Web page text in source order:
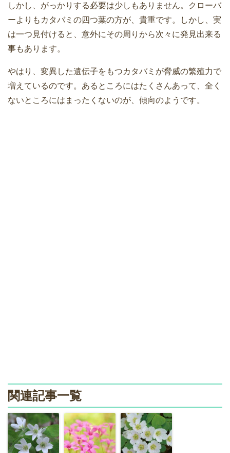
しかし、がっかりする必要は少しもありません。クローバ
ーよりもカタバミの四つ葉の方が、貴重です。しかし、実
は一つ見付けると、意外にその周りから次々に発見出来る
事もあります。
やはり、変異した遺伝子をもつカタバミが脅威の繁殖力で
増えているのです。あるところにはたくさんあって、全く
ないところにはまったくないのが、傾向のようです。
関連記事一覧